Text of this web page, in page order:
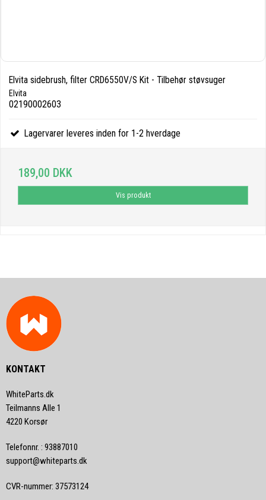
Elvita sidebrush, filter CRD6550V/S Kit - Tilbehør støvsuger
Elvita
02190002603
Lagervarer leveres inden for 1-2 hverdage
189,00 DKK
Vis produkt
KONTAKT
WhiteParts.dk
Teilmanns Alle 1
4220 Korsør
Telefonnr. : 93887010
support@whiteparts.dk
CVR-nummer: 37573124